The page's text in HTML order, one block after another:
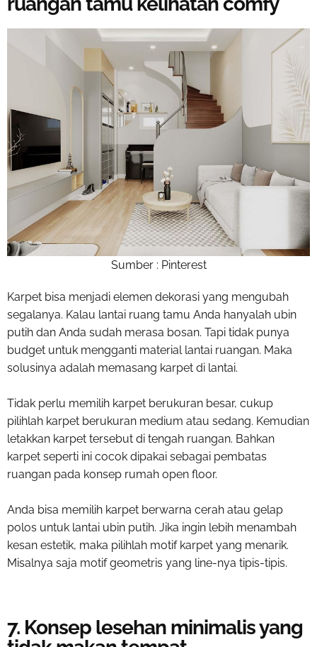
Sumber : Pinterest
Karpet bisa menjadi elemen dekorasi yang mengubah
segalanya. Kalau lantai ruang tamu Anda hanyalah ubin
putih dan Anda sudah merasa bosan. Tapi tidak punya
budget untuk mengganti material lantai ruangan. Maka
solusinya adalah memasang karpet di lantai.
Tidak perlu memilih karpet berukuran besar, cukup
pilihlah karpet berukuran medium atau sedang. Kemudian
letakkan karpet tersebut di tengah ruangan. Bahkan
karpet seperti ini cocok dipakai sebagai pembatas
ruangan pada konsep rumah open floor.
Anda bisa memilih karpet berwarna cerah atau gelap
polos untuk lantai ubin putih. Jika ingin lebih menambah
kesan estetik, maka pilihlah motif karpet yang menarik.
Misalnya saja motif geometris yang line-nya tipis-tipis.
7. Konsep lesehan minimalis yang